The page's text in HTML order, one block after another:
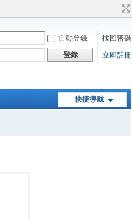
自動登錄
找回密碼
登錄 立即註冊
快捷導航